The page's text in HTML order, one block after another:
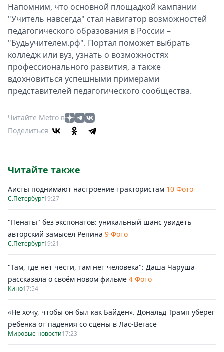
Напомним, что основной площадкой кампании
"Учитель навсегда" стал навигатор возможностей
педагогического образования в России –
"Будьучителем.рф". Портал поможет выбрать
колледж или вуз, узнать о возможностях
профессионального развития, а также
вдохновиться успешными примерами
представителей педагогического сообщества.
Читайте Metro в
Поделиться
Читайте также
Аисты поднимают настроение трактористам 10 Фото
С.Петербург19:27
"Пенаты" без экспонатов: уникальный шанс увидеть
авторский замысел Репина 9 Фото
С.Петербург19:21
"Там, где нет чести, там нет человека": Даша Чаруша
рассказала о своём новом фильме 4 Фото
Кино17:54
«Не хочу, чтобы он был как Байден». Дональд Трамп уберег
ребенка от падения со сцены в Лас-Вегасе
Мировые новости17:23